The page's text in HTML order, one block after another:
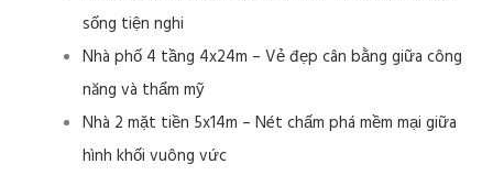
sống tiện nghi
Nhà phố 4 tầng 4x24m – Vẻ đẹp cân bằng giữa công
năng và thẩm mỹ
Nhà 2 mặt tiền 5x14m – Nét chấm phá mềm mại giữa
hình khối vuông vức